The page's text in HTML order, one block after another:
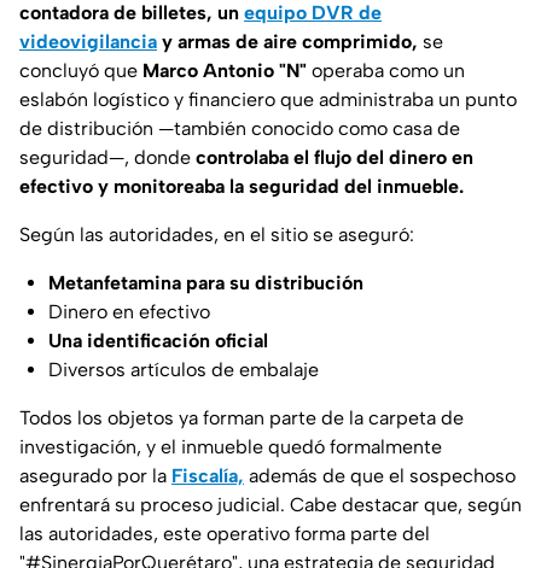
contadora de billetes, un equipo DVR de
videovigilancia y armas de aire comprimido, se
concluyó que Marco Antonio "N" operaba como un
eslabón logístico y financiero que administraba un punto
de distribución —también conocido como casa de
seguridad—, donde controlaba el flujo del dinero en
efectivo y monitoreaba la seguridad del inmueble.
Según las autoridades, en el sitio se aseguró:
Metanfetamina para su distribución
Dinero en efectivo
Una identificación oficial
Diversos artículos de embalaje
Todos los objetos ya forman parte de la carpeta de
investigación, y el inmueble quedó formalmente
asegurado por la Fiscalía, además de que el sospechoso
enfrentará su proceso judicial. Cabe destacar que, según
las autoridades, este operativo forma parte del
"#SinergiaPorQuerétaro", una estrategia de seguridad